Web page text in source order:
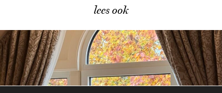
lees ook